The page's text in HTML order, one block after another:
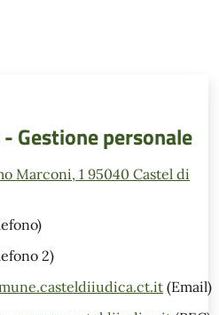
Gestione personale
Marconi, 1 95040 Castel di
2)
(Email)